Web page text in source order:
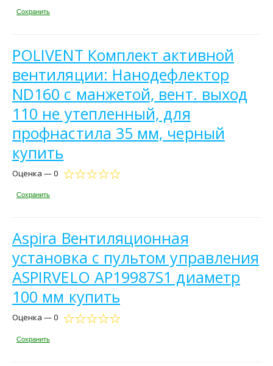
Сохранить
POLIVENT Комплект активной
вентиляции: Нанодефлектор
ND160 с манжетой, вент. выход
110 не утепленный, для
профнастила 35 мм, черный
купить
Оценка — 0
Сохранить
Aspira Вентиляционная
установка с пультом управления
ASPIRVELO AP19987S1 диаметр
100 мм купить
Оценка — 0
Сохранить